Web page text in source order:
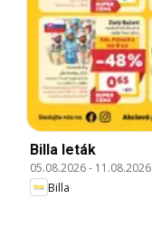
Billa leták
05.08.2026- 11.08.2026
Billa